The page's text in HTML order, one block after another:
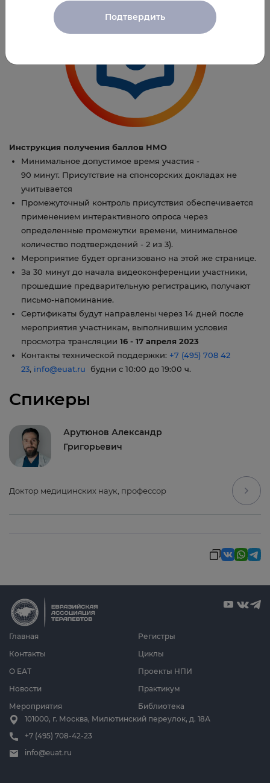
Инструкция получения баллов НМО
Минимальное допустимое время участия -
90 минут. Присутствие на спонсорских докладах не
учитывается
Промежуточный контроль присутствия обеспечивается
применением интерактивного опроса через
определенные промежутки времени, минимальное
количество подтверждений - 2 из 3).
Мероприятие будет организовано на этой же странице.
За 30 минут до начала видеоконференции участники,
прошедшие предварительную регистрацию, получают
письмо-напоминание.
Сертификаты будут направлены через 14 дней после
мероприятия участникам, выполнившим условия
просмотра трансляции 16 - 17 апреля 2023
Контакты технической поддержки: +7 (495) 708 42
23, info@euat.ru будни с 10:00 до 19:00 ч.
Спикеры
Арутюнов Александр
Григорьевич
Доктор медицинских наук, профессор
Главная
О ЕАТ
Новости
Мероприятия
Циклы
Проекты НПИ
Практикум
Библиотека
Регистры
Контакты
101000, г. Москва, Милютинский переулок, д. 18А
+7 (495) 708-42-23
info@euat.ru
Подтвердить